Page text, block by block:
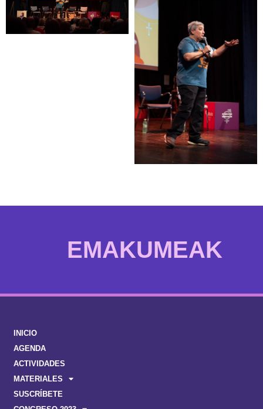
EMAKUMEAK
INICIO
AGENDA
ACTIVIDADES
MATERIALES
SUSCRÍBETE